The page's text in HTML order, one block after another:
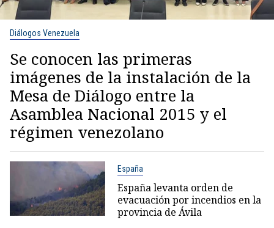
Diálogos Venezuela
Se conocen las primeras
imágenes de la instalación de la
Mesa de Diálogo entre la
Asamblea Nacional 2015 y el
régimen venezolano
España
España levanta orden de
evacuación por incendios en la
provincia de Ávila